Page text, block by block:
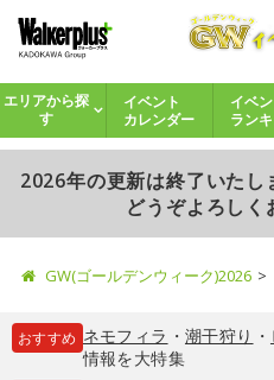
エリアから探
す
イベント
カレンダー
イベ
ラン
2026年の更新は終了いた
どうぞよろしく
GW(ゴールデンウィーク)2026
おすすめ ネモフィラ ・ 潮干狩り ・
情報を大特集